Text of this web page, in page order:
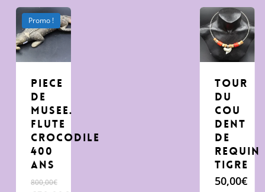
Promo !
Piece
de
Musee.
flute
crocodile
400
ans
800,00€
tour
du
cou
dent
de
requin
tigre
50,00€